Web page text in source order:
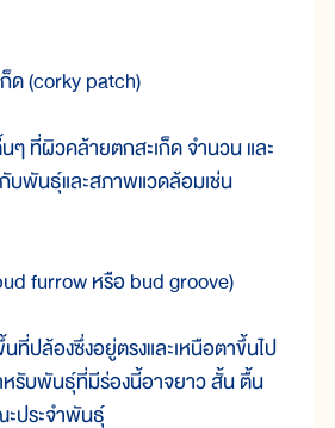
(corky patch)
ผิวคล้ายตกสะเก็ด จำนวน และ
พันธุ์และสภาพแวดล้อมเช่น
furrow หรือ bud groove)
ล้องซึ่งอยู่ตรงและเหนือตาขึ้นไป
รับพันธุ์ที่มีร่องนี้อาจยาว สั้น ตื้น
ประจำพันธุ์